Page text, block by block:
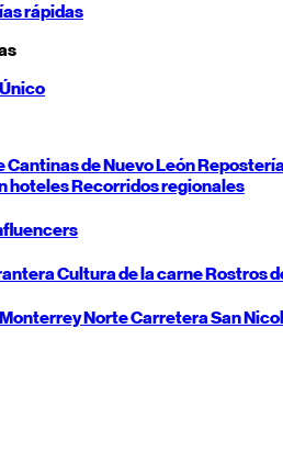
rápidas
Único
Cantinas deNuevo León
hotelesRecorridos regionales
Cultura de la carneRostros
MonterreyNorteCarreteraSan